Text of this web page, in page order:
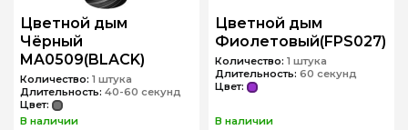
Цветной дым
Чёрный
MA0509(BLACK)
Количество: 1 штука
Длительность: 40-60 секунд
Цвет:
В наличии
Цветной дым
Фиолетовый(FPS027)
Количество: 1 штука
Длительность: 60 секунд
Цвет:
В наличии